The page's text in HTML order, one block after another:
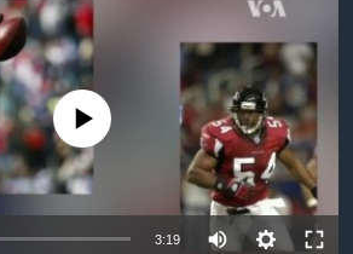
ຂ່າວ
ຈີ
source currently available
3:19